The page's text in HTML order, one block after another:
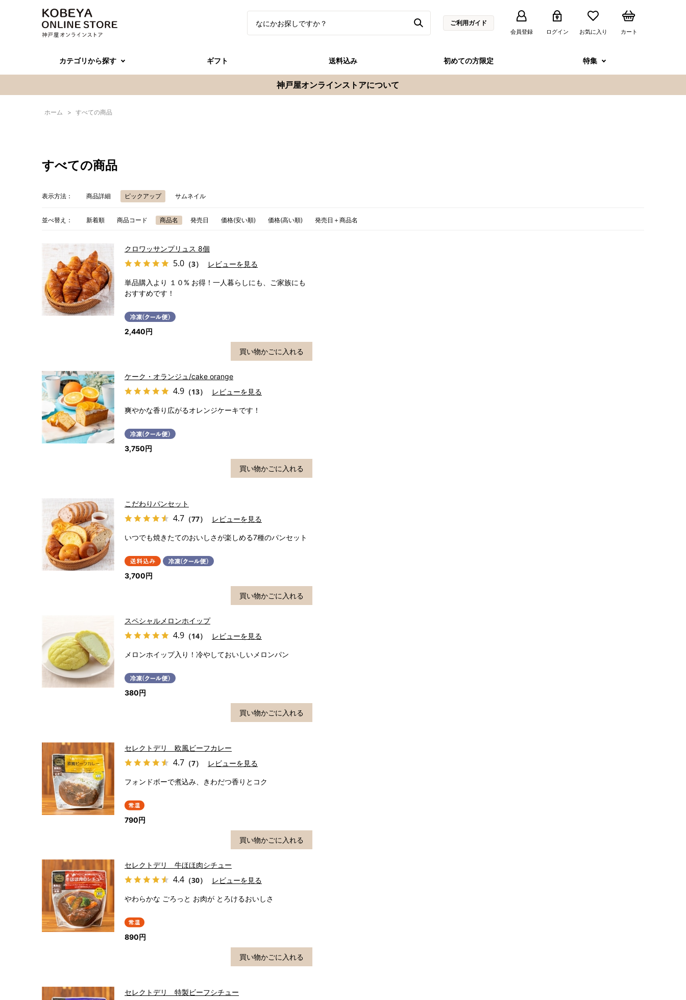
ご利用ガイド
会員登録 ログイン お気に入り カート
カテゴリから探す ギフト 送料込み 初めての方限定 特集
神戸屋オンラインストアについて
ホーム > すべての商品
すべての商品
表示方法： 商品詳細 ピックアップ サムネイル
並べ替え： 新着順 商品コード 商品名 発売日 価格(安い順) 価格(高い順) 発売日＋商品名
クロワッサンプリュス 8個
5.0 （3） レビューを見る
単品購入より １０% お得！一人暮らしにも、ご家族にも
おすすめです！
2,440円
買い物かごに入れる
ケーク・オランジュ/cake orange
4.9 （13） レビューを見る
爽やかな香り広がるオレンジケーキです！
3,750円
買い物かごに入れる
こだわりパンセット
4.7 （77） レビューを見る
いつでも焼きたてのおいしさが楽しめる7種のパンセット
3,700円
買い物かごに入れる
スペシャルメロンホイップ
4.9 （14） レビューを見る
メロンホイップ入り！冷やしておいしいメロンパン
380円
買い物かごに入れる
セレクトデリ 欧風ビーフカレー
4.7 （7） レビューを見る
フォンドボーで煮込み、きわだつ香りとコク
790円
買い物かごに入れる
セレクトデリ 牛ほほ肉シチュー
4.4 （30） レビューを見る
やわらかな ごろっと お肉が とろけるおいしさ
890円
買い物かごに入れる
セレクトデリ 特製ビーフシチュー